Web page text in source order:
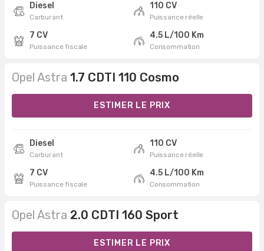
Diesel
Carburant
110 CV
Puissance réelle
7 CV
Puissance fiscale
4.5 L/100 Km
Consommation
Opel Astra 1.7 CDTI 110 Cosmo
ESTIMER LE PRIX
Diesel
Carburant
110 CV
Puissance réelle
7 CV
Puissance fiscale
4.5 L/100 Km
Consommation
Opel Astra 2.0 CDTI 160 Sport
ESTIMER LE PRIX